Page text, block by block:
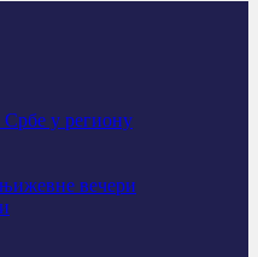
Србе у региону
вечери